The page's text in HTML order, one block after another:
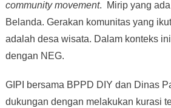
community movement. Mirip yang ada
Belanda. Gerakan komunitas yang
adalah desa wisata. Dalam konteks
dengan NEG.
GIPI bersama BPPD DIY dan Dinas
dukungan dengan melakukan kurasi